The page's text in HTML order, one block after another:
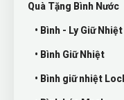
Quà Tặng Bình Nước
• Bình - Ly Giữ
• Bình Giữ Nhiệt
• Bình giữ nhiệt